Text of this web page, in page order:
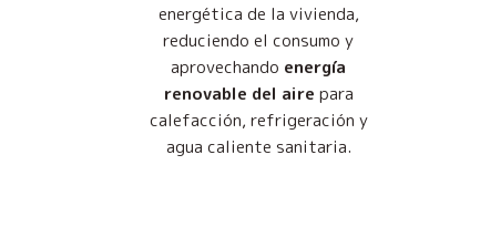
energética de la vivienda,
reduciendo el consumo y
aprovechando energía
renovable del aire para
calefacción, refrigeración y
agua caliente sanitaria.